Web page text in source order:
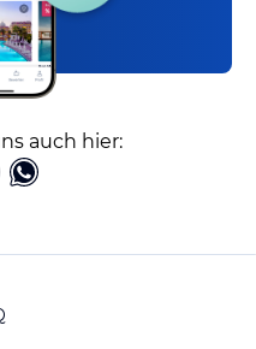
auch hier: